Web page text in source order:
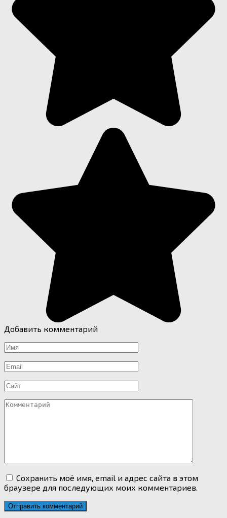
Добавить комментарий
Имя
*
Email
*
Сайт
Комментарий
Сохранить моё имя, email и адрес сайта в этом
браузере для последующих моих комментариев.